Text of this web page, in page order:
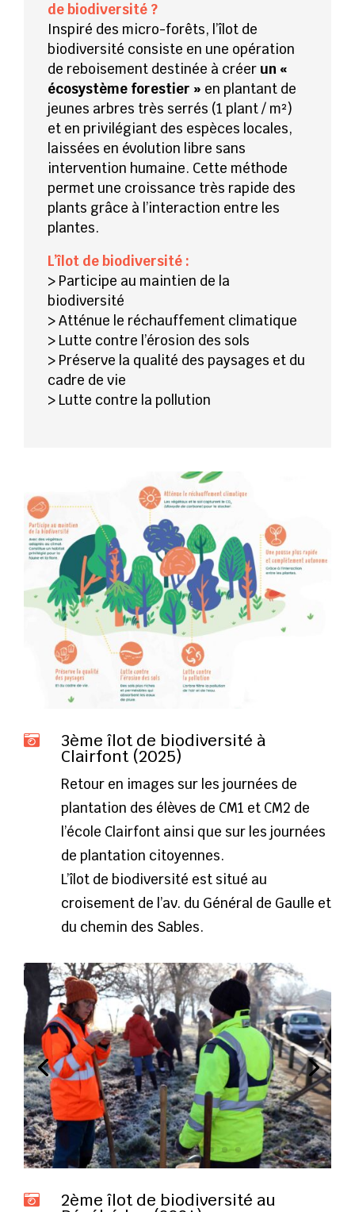
de biodiversité ?
Inspiré des micro-forêts, l’îlot de
biodiversité consiste en une opération
de reboisement destinée à créer un «
écosystème forestier » en plantant de
jeunes arbres très serrés (1 plant / m²)
et en privilégiant des espèces locales,
laissées en évolution libre sans
intervention humaine. Cette méthode
permet une croissance très rapide des
plants grâce à l’interaction entre les
plantes.
L’îlot de biodiversité :
> Participe au maintien de la
biodiversité
> Atténue le réchauffement climatique
> Lutte contre l’érosion des sols
> Préserve la qualité des paysages et du
cadre de vie
> Lutte contre la pollution
 3ème îlot de biodiversité à
Clairfont (2025)
Retour en images sur les journées de
plantation des élèves de CM1 et CM2 de
l’école Clairfont ainsi que sur les journées
de plantation citoyennes.
L’îlot de biodiversité est situé au
croisement de l’av. du Général de Gaulle et
du chemin des Sables.
 2ème îlot de biodiversité au